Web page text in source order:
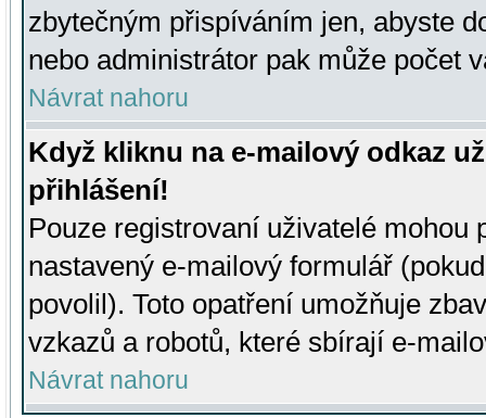
zbytečným přispíváním jen, abyste
nebo administrátor pak může počet
Návrat nahoru
Když kliknu na e-mailový odkaz
přihlášení!
Pouze registrovaní uživatelé mohou
nastavený e-mailový formulář
povolil). Toto opatření umožňuje
vzkazů a robotů, které sbírají e-
Návrat nahoru